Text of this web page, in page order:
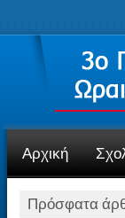
Αρχική
Πρόσφατα